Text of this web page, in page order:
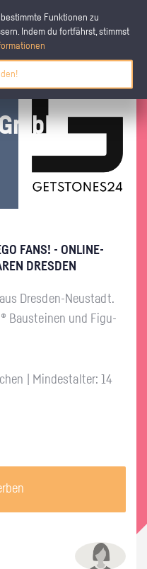
Funktionen zu
Indem du fortfährst, stimmst
FANS! - ON­LINE­
DRES­DEN
Dres­den-Neu­stadt.
Bau­stei­nen und Fi­gu­
| Mindestalter: 14